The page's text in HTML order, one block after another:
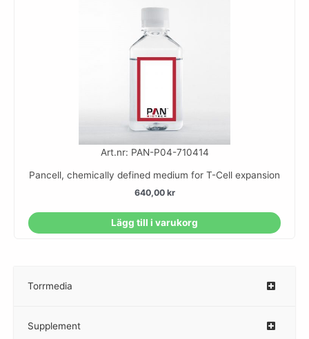
Art.nr: PAN-P04-710414
Pancell, chemically defined medium for T-Cell expansion
640,00 kr
Lägg till i varukorg
Torrmedia
–
Supplement
–